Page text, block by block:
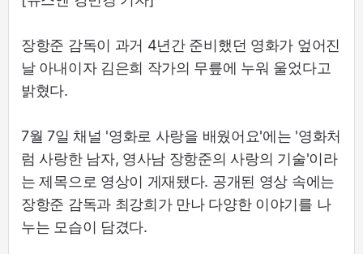
장항준 감독이 과거 4년간 준비했던 영화가 엎어진
날 아내이자 김은희 작가의 무릎에 누워 울었다고
밝혔다.
7월 7일 채널 '영화로 사랑을 배웠어요'에는 '영화처
럼 사랑한 남자, 영사남 장항준의 사랑의 기술'이라
는 제목으로 영상이 게재됐다. 공개된 영상 속에는
장항준 감독과 최강희가 만나 다양한 이야기를 나
누는 모습이 담겼다.